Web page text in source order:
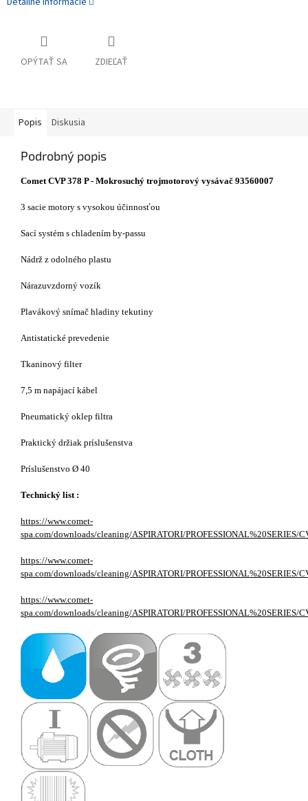
OPÝTAŤ SA ZDIEĽAŤ
Popis Diskusia
Podrobný popis
Comet CVP 378 P - Mokrosuchý trojmotorový vysávač 93560007
3 sacie motory s vysokou účinnosťou
Sací systém s chladením by-passu
Nádrž z odolného plastu
Nárazuvzdorný vozík
Plavákový snímač hladiny tekutiny
Antistatické prevedenie
Tkaninový filter
7,5 m napájací kábel
Pneumatický oklep filtra
Praktický držiak príslušenstva
Príslušenstvo Ø 40
Technický list :
https://www.comet-
spa.com/downloads/cleaning/ASPIRATORI/PROFESSIONAL%20SERIES/
https://www.comet-
spa.com/downloads/cleaning/ASPIRATORI/
https://www.comet-
spa.com/downloads/cleaning/ASPIRATORI/PROFESSIONAL%20SERIES/